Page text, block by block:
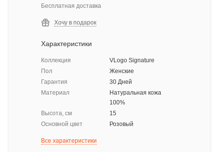
Бесплатная доставка
Хочу в подарок
Характеристики
Коллекция
VLogo Signature
Пол
Женские
Гарантия
30 Дней
Материал
Натуральная кожа
100%
Высота, см
15
Основной цвет
Розовый
Все характеристики